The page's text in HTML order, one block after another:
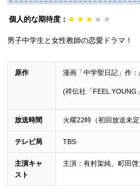
個人的な期待度： ★ ★ ★ ★ ★
男子中学生と女性教師の恋愛ドラマ！
原作 漫画「中学聖日記」作：
(祥伝社「FEEL YOUNG
放送時間 火曜22時（初回放送未定
テレビ局 TBS
主演キャ
スト
主演：有村架純、町田